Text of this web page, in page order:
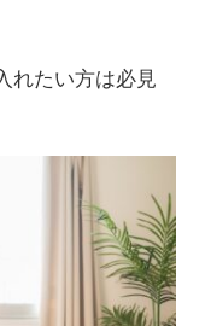
れたい方は必見